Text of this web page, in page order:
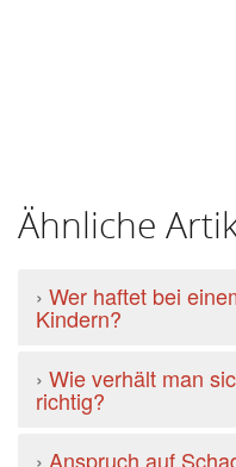
Ähnliche
› Wer haftet bei
Kindern?
› Wie verhält man
richtig?
› Anspruch auf